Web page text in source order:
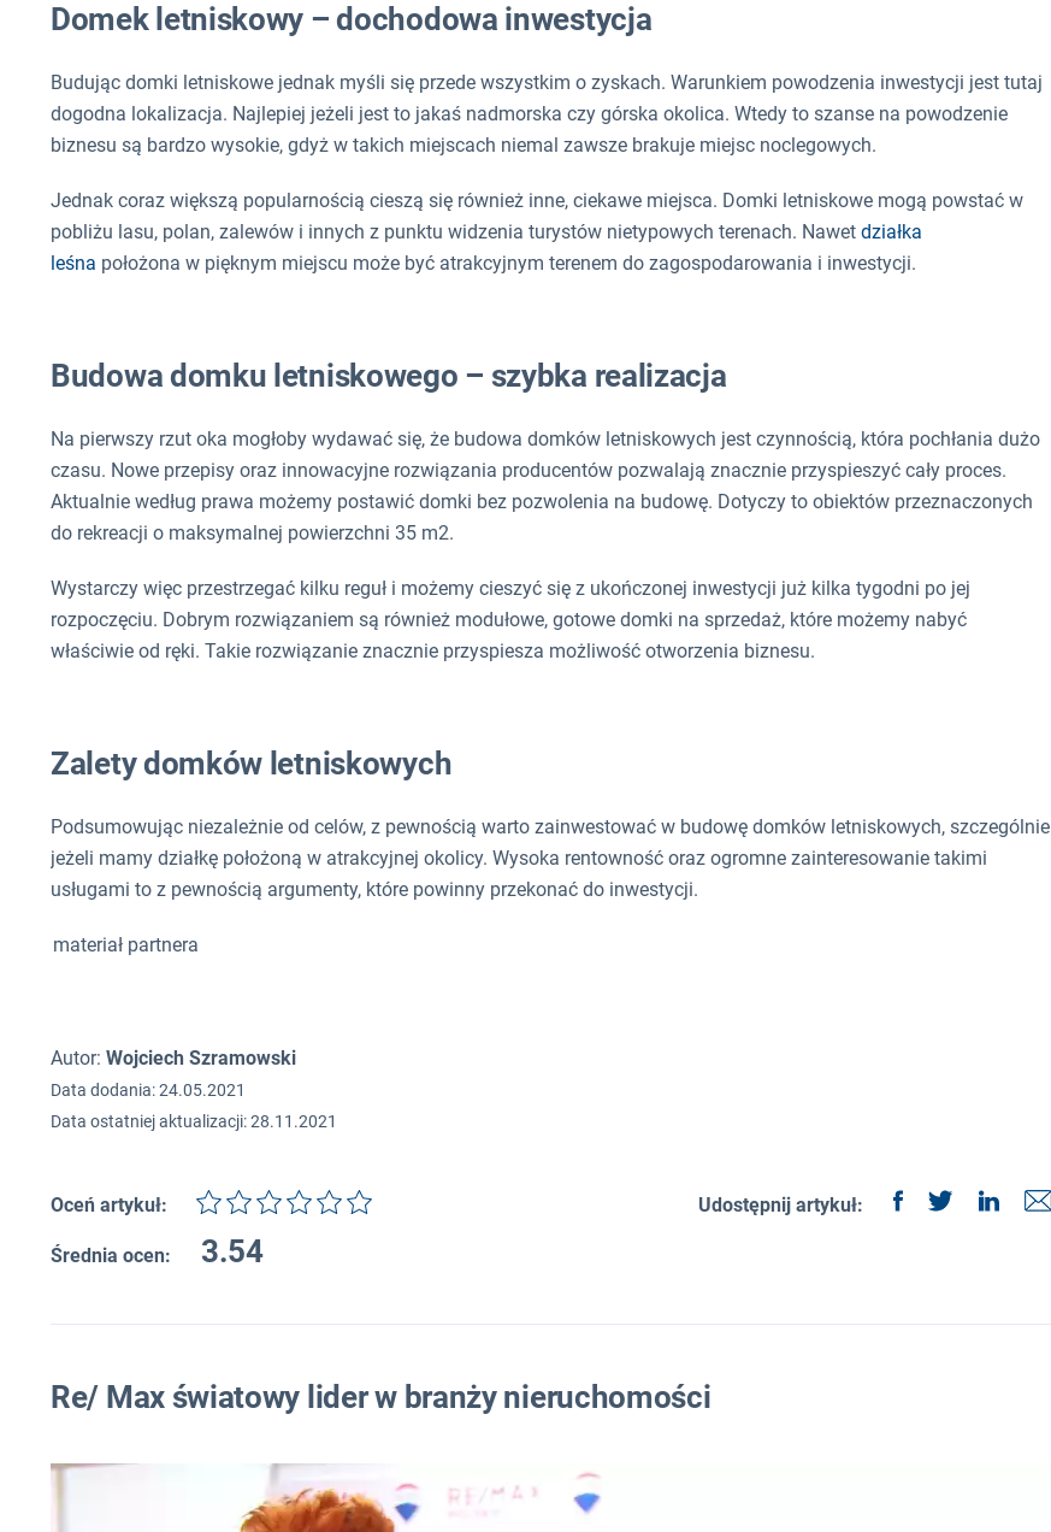
Domek letniskowy – dochodowa inwestycja
Budując domki letniskowe jednak myśli się przede wszystkim o zyskach. Warunkiem powodzenia inwestycji jest tutaj
dogodna lokalizacja. Najlepiej jeżeli jest to jakaś nadmorska czy górska okolica. Wtedy to szanse na powodzenie
biznesu są bardzo wysokie, gdyż w takich miejscach niemal zawsze brakuje miejsc noclegowych.
Jednak coraz większą popularnością cieszą się również inne, ciekawe miejsca. Domki letniskowe mogą powstać w
pobliżu lasu, polan, zalewów i innych z punktu widzenia turystów nietypowych terenach. Nawet działka
leśna położona w pięknym miejscu może być atrakcyjnym terenem do zagospodarowania i inwestycji.
Budowa domku letniskowego – szybka realizacja
Na pierwszy rzut oka mogłoby wydawać się, że budowa domków letniskowych jest czynnością, która pochłania dużo
czasu. Nowe przepisy oraz innowacyjne rozwiązania producentów pozwalają znacznie przyspieszyć cały proces.
Aktualnie według prawa możemy postawić domki bez pozwolenia na budowę. Dotyczy to obiektów przeznaczonych
do rekreacji o maksymalnej powierzchni 35 m2.
Wystarczy więc przestrzegać kilku reguł i możemy cieszyć się z ukończonej inwestycji już kilka tygodni po jej
rozpoczęciu. Dobrym rozwiązaniem są również modułowe, gotowe domki na sprzedaż, które możemy nabyć
właściwie od ręki. Takie rozwiązanie znacznie przyspiesza możliwość otworzenia biznesu.
Zalety domków letniskowych
Podsumowując niezależnie od celów, z pewnością warto zainwestować w budowę domków letniskowych, szczególnie
jeżeli mamy działkę położoną w atrakcyjnej okolicy. Wysoka rentowność oraz ogromne zainteresowanie takimi
usługami to z pewnością argumenty, które powinny przekonać do inwestycji.
materiał partnera
Autor: Wojciech Szramowski
Data dodania: 24.05.2021
Data ostatniej aktualizacji: 28.11.2021
Oceń artykuł:
Średnia ocen: 3.54
Udostępnij artykuł:
Re/ Max światowy lider w branży nieruchomości